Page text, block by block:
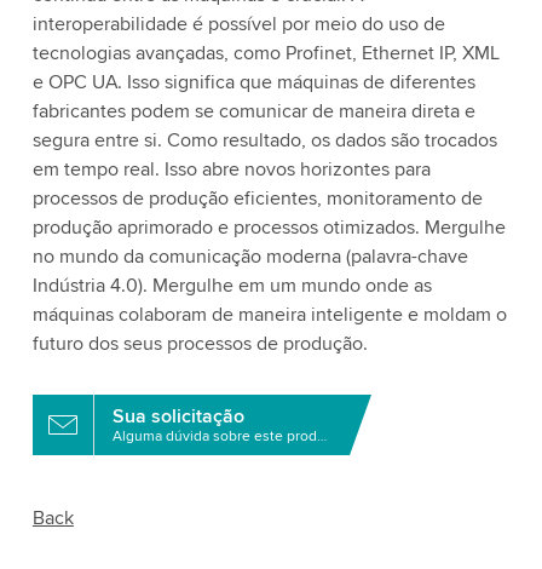
interoperabilidade é possível por meio do uso de
tecnologias avançadas, como Profinet, Ethernet IP, XML
e OPC UA. Isso significa que máquinas de diferentes
fabricantes podem se comunicar de maneira direta e
segura entre si. Como resultado, os dados são trocados
em tempo real. Isso abre novos horizontes para
processos de produção eficientes, monitoramento de
produção aprimorado e processos otimizados. Mergulhe
no mundo da comunicação moderna (palavra-chave
Indústria 4.0). Mergulhe em um mundo onde as
máquinas colaboram de maneira inteligente e moldam o
futuro dos seus processos de produção.
Sua solicitação
Alguma dúvida sobre este produto?
Back